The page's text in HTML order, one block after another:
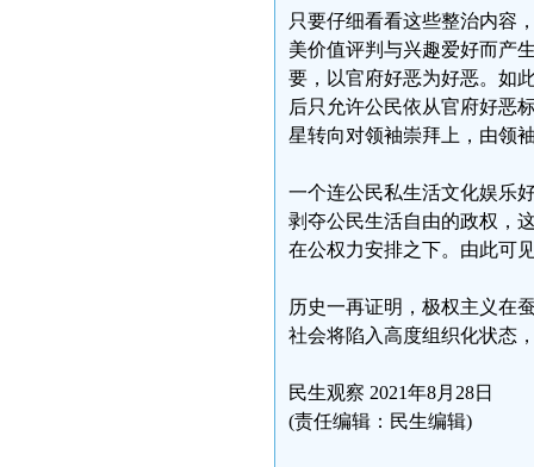
只要仔细看看这些整治内容
美价值评判与兴趣爱好而产
要，以官府好恶为好恶。如
后只允许公民依从官府好恶
星转向对领袖崇拜上，由领
一个连公民私生活文化娱乐
剥夺公民生活自由的政权，
在公权力安排之下。由此可
历史一再证明，极权主义在
社会将陷入高度组织化状态
民生观察 2021年8月28日
(责任编辑：民生编辑)